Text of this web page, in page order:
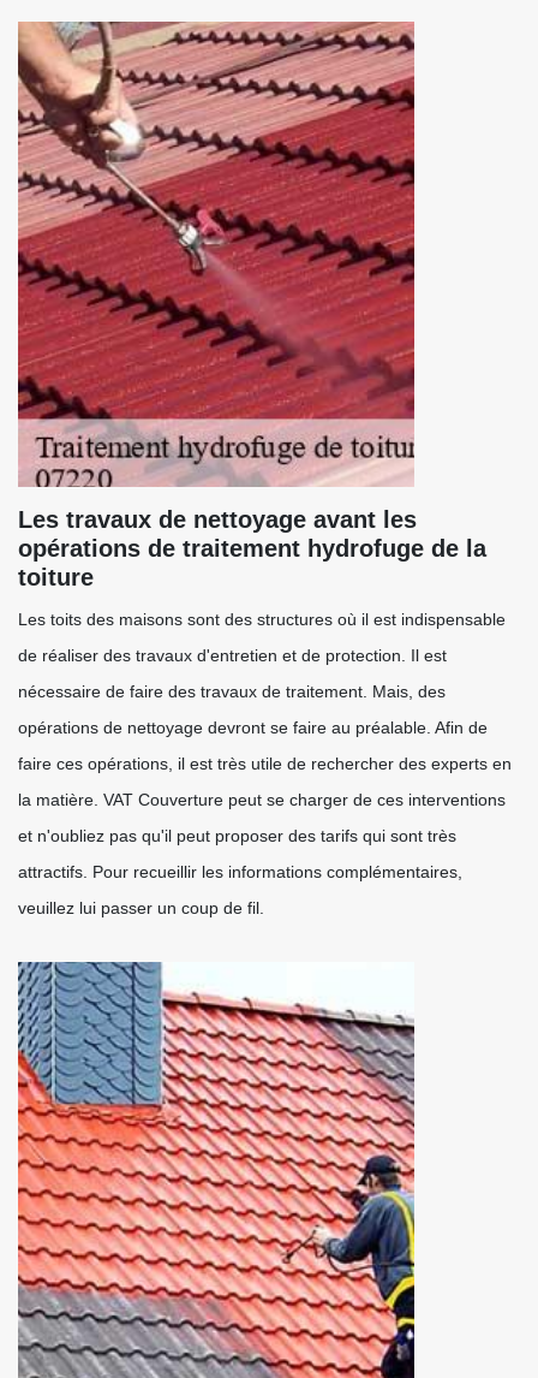
Les travaux de nettoyage avant les
opérations de traitement hydrofuge de la
toiture
Les toits des maisons sont des structures où il est indispensable
de réaliser des travaux d'entretien et de protection. Il est
nécessaire de faire des travaux de traitement. Mais, des
opérations de nettoyage devront se faire au préalable. Afin de
faire ces opérations, il est très utile de rechercher des experts en
la matière. VAT Couverture peut se charger de ces interventions
et n'oubliez pas qu'il peut proposer des tarifs qui sont très
attractifs. Pour recueillir les informations complémentaires,
veuillez lui passer un coup de fil.